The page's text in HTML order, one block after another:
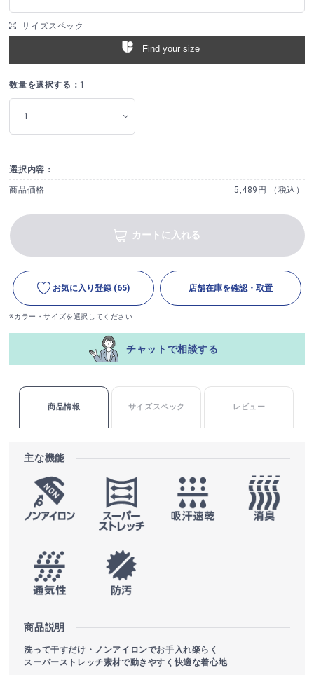
サイズスペック
Find your size
数量を選択する： 1
選択内容：
商品価格 5,489円 （税込）
カートに入れる
お気に入り登録 (65) 店舗在庫を確認・取置
※カラー・サイズを選択してください
チャットで相談する
商品情報 サイズスペック レビュー
主な機能
商品説明
洗って干すだけ・ノンアイロンでお手入れ楽らく
スーパーストレッチ素材で動きやすく快適な着心地